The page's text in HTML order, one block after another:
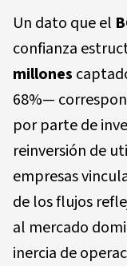
Un dato que el
confianza
millones
68%—
por parte de
reinversión de
empresas
de los flujos
al mercado
inercia de